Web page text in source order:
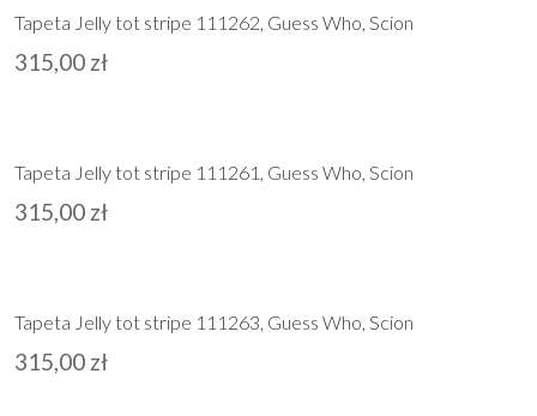
Tapeta Jelly tot stripe 111262, Guess Who, Scion
315,00 zł
Tapeta Jelly tot stripe 111261, Guess Who, Scion
315,00 zł
Tapeta Jelly tot stripe 111263, Guess Who, Scion
315,00 zł